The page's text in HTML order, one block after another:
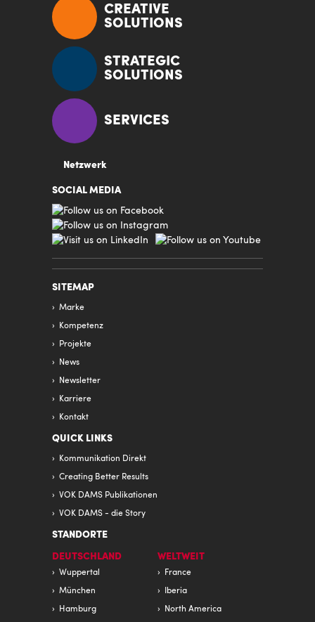
CREATIVE
SOLUTIONS
STRATEGIC
SOLUTIONS
SERVICES
Netzwerk
SOCIAL MEDIA
SITEMAP
Marke
Kompetenz
Projekte
News
Newsletter
Karriere
Kontakt
QUICK LINKS
Kommunikation Direkt
Creating Better Results
VOK DAMS Publikationen
VOK DAMS - die Story
STANDORTE
DEUTSCHLAND
Wuppertal
München
Hamburg
WELTWEIT
France
Iberia
North America